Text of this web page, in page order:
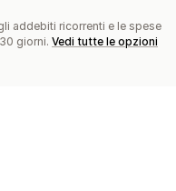
addebiti ricorrenti e le spese
giorni. Vedi tutte le opzioni